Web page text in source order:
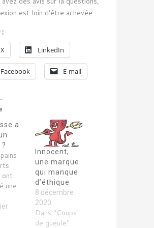
est loin d’être achevée.
:
X LinkedIn
Facebook E-mail
a-
ont
une
sur la
son
Innocent,
une marque
qui manque
d’éthique
8 décembre
2020
Dans "Coups
de gueule"